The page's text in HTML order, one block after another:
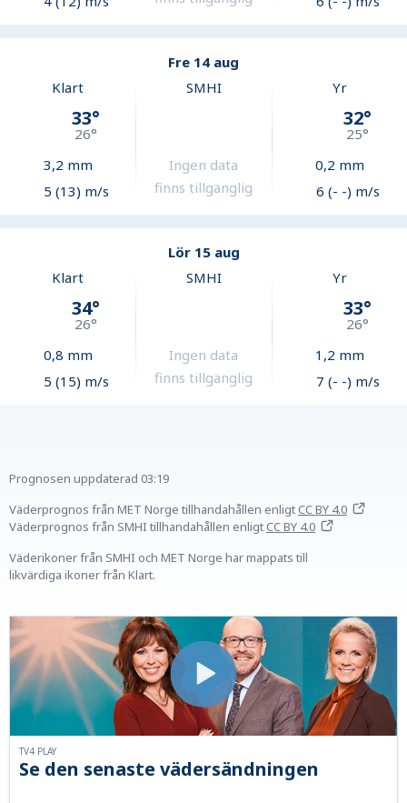
Fre 14 aug
Klart
33°
26°
3,2 mm
5 (13) m/s
SMHI
Ingen data
finns tillgänglig
Yr
32°
25°
0,2 mm
6 (- -) m/s
Lör 15 aug
Klart
34°
26°
0,8 mm
5 (15) m/s
SMHI
Ingen data
finns tillgänglig
Yr
33°
26°
1,2 mm
7 (- -) m/s
Prognosen uppdaterad 03:19
Väderprognos från MET Norge tillhandahållen enligtCC BY 4.0
Väderprognos från SMHI tillhandahållen enligtCC BY 4.0
Väderikoner från SMHI och MET Norge har mappats till
likvärdiga ikoner från Klart.
Se den senaste vädersändningen
TV4 PLAY